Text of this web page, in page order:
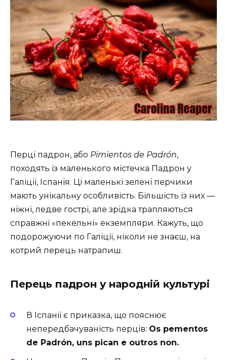
Перці падрон, або Pimientos de Padrón,
походять із маленького містечка Падрон у
Галіції, Іспанія. Ці маленькі зелені перчики
мають унікальну особливість. Більшість із них —
ніжні, ледве гострі, але зрідка трапляються
справжні «пекельні» екземпляри. Кажуть, що
подорожуючи по Галіції, ніколи не знаєш, на
котрий перець натрапиш.
Перець падрон у народній культурі
В Іспанії є приказка, що пояснює
непередбачуваність перців: Os pementos
de Padrón, uns pican e outros non.